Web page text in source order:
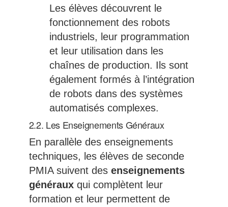
Les élèves découvrent le
fonctionnement des robots
industriels, leur programmation
et leur utilisation dans les
chaînes de production. Ils sont
également formés à l’intégration
de robots dans des systèmes
automatisés complexes.
2.2. Les Enseignements Généraux
En parallèle des enseignements
techniques, les élèves de seconde
PMIA suivent des enseignements
générauxqui complètent leur
formation et leur permettent de